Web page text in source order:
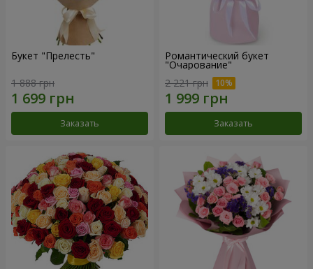
Букет "Прелесть"
1 888 грн
Заказать
Романтический букет
"Очарование"
2 221 грн
Заказать